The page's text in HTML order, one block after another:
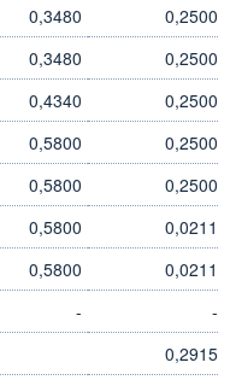
0,3480
0,2500
0,3480
0,2500
0,4340
0,2500
0,5800
0,2500
0,5800
0,2500
0,5800
0,0211
0,5800
0,0211
-
-
0,2915